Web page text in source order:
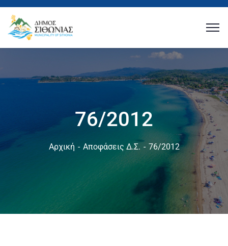
76/2012
Αρχική Αποφάσεις Δ.Σ. 76/2012